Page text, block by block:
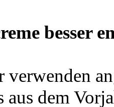
besser
aus dem